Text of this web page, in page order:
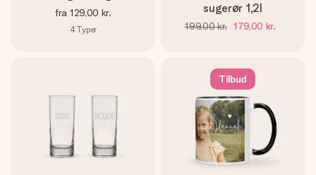
fra 129,00 kr.
4Typer
sugerør 1,2l
199,00 kr. 179,00 kr.
Tilbud